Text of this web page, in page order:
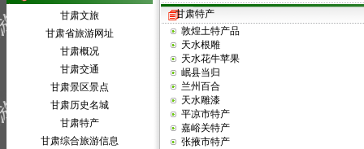
甘肃文旅
甘肃省旅游网址
甘肃概况
甘肃交通
甘肃景区景点
甘肃历史名城
甘肃特产
甘肃综合旅游信息
甘肃特产
敦煌土特产品
天水根雕
天水花牛苹果
岷县当归
兰州百合
天水雕漆
平凉市特产
嘉峪关特产
张掖市特产